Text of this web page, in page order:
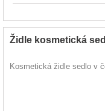
Židle kosmetická
Kosmetická židle sedlo v